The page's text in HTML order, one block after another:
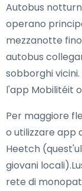
Autobus
operano
mezzanotte
autobus
sobborghi
l'app Mobilitéit
Per maggiore
o utilizzare app
Heetch
giovani
rete di